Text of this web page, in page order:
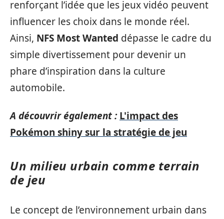
renforçant l’idée que les jeux vidéo peuvent
influencer les choix dans le monde réel.
Ainsi, NFS Most Wanted dépasse le cadre du
simple divertissement pour devenir un
phare d’inspiration dans la culture
automobile.
A découvrir également : L'impact des
Pokémon shiny sur la stratégie de jeu
Un milieu urbain comme terrain
de jeu
Le concept de l’environnement urbain dans